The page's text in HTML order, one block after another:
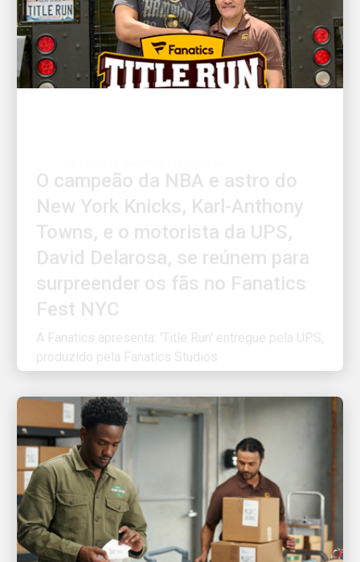
New York Knicks, Karl-Anthony
Towns, e o motorista da UPS,
David Delarosa, se reúnem para
surpreender os fãs no Fanatics
Fest NYC
A Fanatics apresenta: 'Title Run' entregue pela UPS,
produzido pela Fanatics Studios